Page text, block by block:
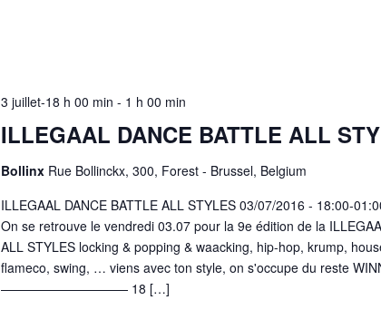
ILLEGAAL DANCE BATTLE ALL
3 juillet-18 h 00 min - 1 h 00 min
Bollinx Rue Bollinckx, 300, Forest - Brussel, Belgium
ILLEGAAL DANCE BATTLE ALL STYLES 03/07/2016 - 18:00-
On se retrouve le vendredi 03.07 pour la 9e édition de la
ALL STYLES locking & popping & waacking, hip-hop, krump,
flameco, swing, … viens avec ton style, on s'occupe du reste
—————————— 18 […]